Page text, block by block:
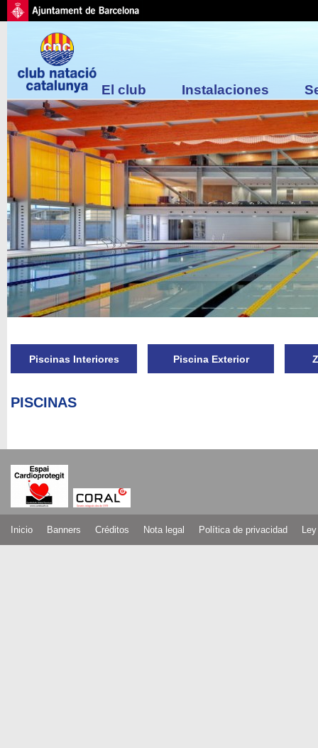
El club Instalaciones
Piscinas Interiores Piscina Exterior
PISCINAS
Inicio Banners Créditos Nota legal Política de privacidad